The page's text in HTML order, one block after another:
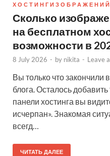
Х О С Т И Н Г И З О Б Р А Ж Е Н И Й
Сколько
на бесплатном
возможности в
8 July 2026 - by nikita - Leave
Вы только что закончили
блога. Осталось
панели хостинга вы
исчерпан». Знакомая
всегд…
ЧИТАТЬ ДАЛЕЕ